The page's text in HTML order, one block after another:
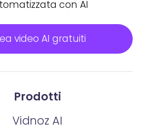
con AI
video AI gratuiti
Prodotti
Vidnoz AI